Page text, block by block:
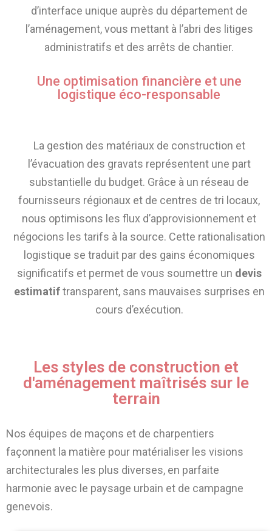
d’interface unique auprès du département de
l’aménagement, vous mettant à l’abri des litiges
administratifs et des arrêts de chantier.
Une optimisation financière et une
logistique éco-responsable
La gestion des matériaux de construction et
l’évacuation des gravats représentent une part
substantielle du budget. Grâce à un réseau de
fournisseurs régionaux et de centres de tri locaux,
nous optimisons les flux d’approvisionnement et
négocions les tarifs à la source. Cette rationalisation
logistique se traduit par des gains économiques
significatifs et permet de vous soumettre un devis
estimatiftransparent, sans mauvaises surprises en
cours d’exécution.
Les styles de construction et
d'aménagement maîtrisés sur le
terrain
Nos équipes de maçons et de charpentiers
façonnent la matière pour matérialiser les visions
architecturales les plus diverses, en parfaite
harmonie avec le paysage urbain et de campagne
genevois.